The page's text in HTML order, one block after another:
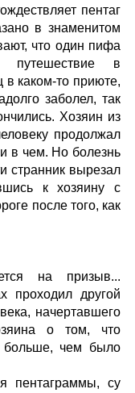
пентаг
в знаменитом
что один пифа
путешествие в
в каком-то приюте,
заболел, так
Хозяин из
продолжал
в чем. Но болезнь
странник вырезал
к хозяину с
после того, как
на призыв...
проходил другой
начертавшего
о том, что
больше, чем было
пентаграммы, су